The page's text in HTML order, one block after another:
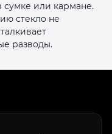
сумке или кармане.
стекло не
разводы.